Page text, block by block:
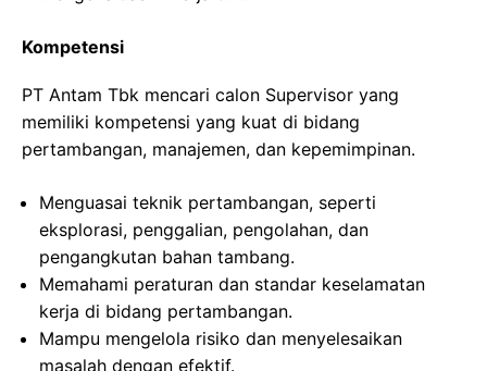
Kompetensi
PT Antam Tbk mencari calon Supervisor yang
memiliki kompetensi yang kuat di bidang
pertambangan, manajemen, dan kepemimpinan.
Menguasai teknik pertambangan, seperti
eksplorasi, penggalian, pengolahan, dan
pengangkutan bahan tambang.
Memahami peraturan dan standar keselamatan
kerja di bidang pertambangan.
Mampu mengelola risiko dan menyelesaikan
masalah dengan efektif.